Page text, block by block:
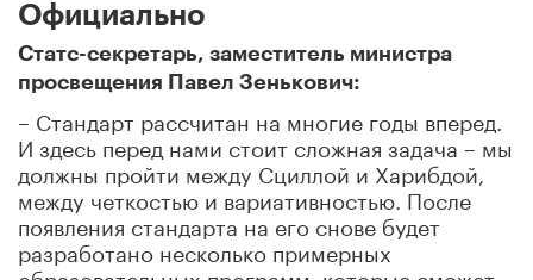
Официально
Статс-секретарь, заместитель министра
просвещения Павел Зенькович:
– Стандарт рассчитан на многие годы вперед.
И здесь перед нами стоит сложная задача – мы
должны пройти между Сциллой и Харибдой,
между четкостью и вариативностью. После
появления стандарта на его снове будет
разработано несколько примерных